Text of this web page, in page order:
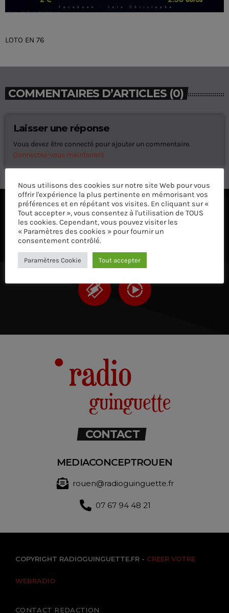
LOTO EN 76
COMMENTAIRES D’ARTICLES (0)
Laisser une réponse
Vous devez être connecté pour ajouter un commentaire.
Connectez-vous maintenant
ÉCOUTEZ AVEC VOTRE APP ET SUR LE
CONTACT
MEDIACONCEPTROUEN
rouen@radioguinguette.fr
07 67 94 48 21
COPYRIGHT RADIOGUINGUETTE.FR - CREER VOTRE
WEBRADIO
CONTACT REDACTION
Nous utilisons des cookies sur notre site Web pour vous
offrir l'expérience la plus pertinente en mémorisant vos
préférences et en répétant vos visites. En cliquant sur «
Tout accepter », vous consentez à l'utilisation de TOUS
les cookies. Cependant, vous pouvez visiter les
« Paramètres des cookies » pour fournir un
consentement contrôlé.
Paramètres Cookie Tout accepter